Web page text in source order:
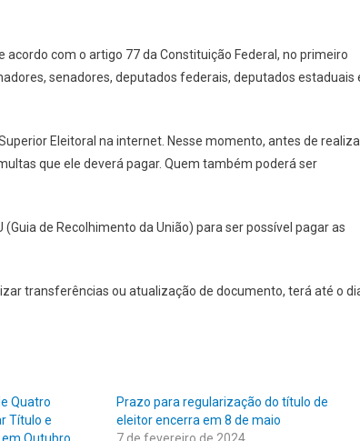
com o artigo 77 da Constituição Federal, no primeiro
senadores, deputados federais, deputados estaduais
Eleitoral na internet. Nesse momento, antes de
que ele deverá pagar. Quem também poderá ser
de Recolhimento da União) para ser possível pagar as
transferências ou atualização de documento, terá até o
Quatro
Título e
Prazo para regularização do título de
eleitor encerra em 8 de maio